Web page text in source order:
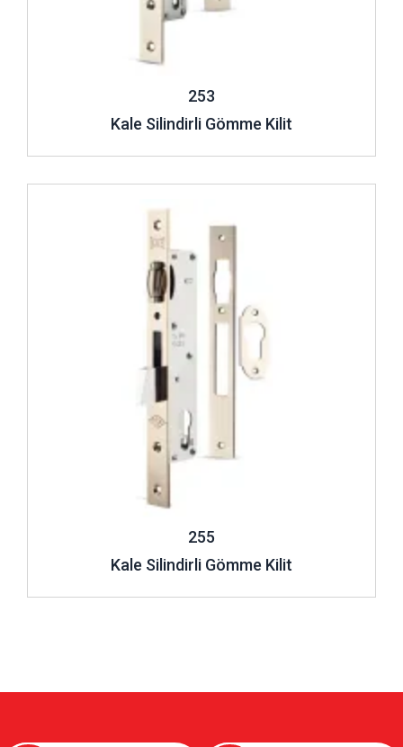
253
Kale Silindirli Gömme Kilit
255
Kale Silindirli Gömme Kilit